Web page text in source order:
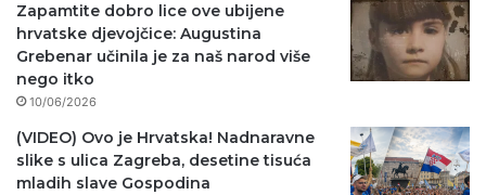
Zapamtite dobro lice ove ubijene
hrvatske djevojčice: Augustina
Grebenar učinila je za naš narod više
nego itko
10/06/2026
(VIDEO) Ovo je Hrvatska! Nadnaravne
slike s ulica Zagreba, desetine tisuća
mladih slave Gospodina